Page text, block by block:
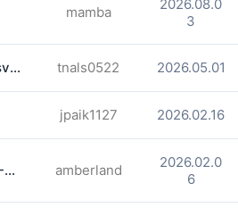
mamba
2026.08.0
3
카터스빌 룸메구합니다! (6월부터/$900) cartersville tnals0522 2026.05.01
jpaik1127 2026.02.16
깨끗한 타운하우스 에서 여성 룸메이트 원합니다 I-85, exit 104 프레젠힐 지역 amberland
2026.02.0
6